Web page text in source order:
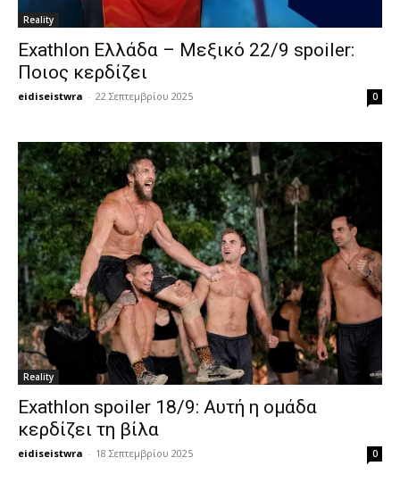
Reality
Exathlon Ελλάδα – Μεξικό 22/9 spoiler:
Ποιος κερδίζει
eidiseistwra - 22 Σεπτεμβρίου 2025 0
Reality
Exathlon spoiler 18/9: Αυτή η ομάδα
κερδίζει τη βίλα
eidiseistwra - 18 Σεπτεμβρίου 2025 0